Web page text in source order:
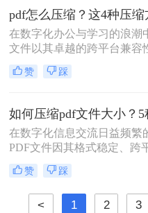
处理带来不便。那么如何把
小一点呢？本文将介绍两种
的方法来压缩PDF文件大小
节省空间并提高工作效率。
在数字化办公与学习的浪潮
文件以其卓越的跨平台兼容
的格式呈现，成为了我们日
学习和交流中不可或缺的载
复杂排版的广泛应用，PDF
积也日益“臃肿”。一个几十
百兆的PDF文件，不仅占用
储空间，更在通过邮件发送
讯工具传输或上传至云盘时
常缓慢且不便。
赞 踩
在数字化信息交流日益频繁
PDF文件因其格式稳定、跨
的特性而成为文档分发的首
而，过大的PDF文件常常带
便，例如占用过多存储空间
统响应、导致电子邮件附件
赞 踩
< 1 2 3